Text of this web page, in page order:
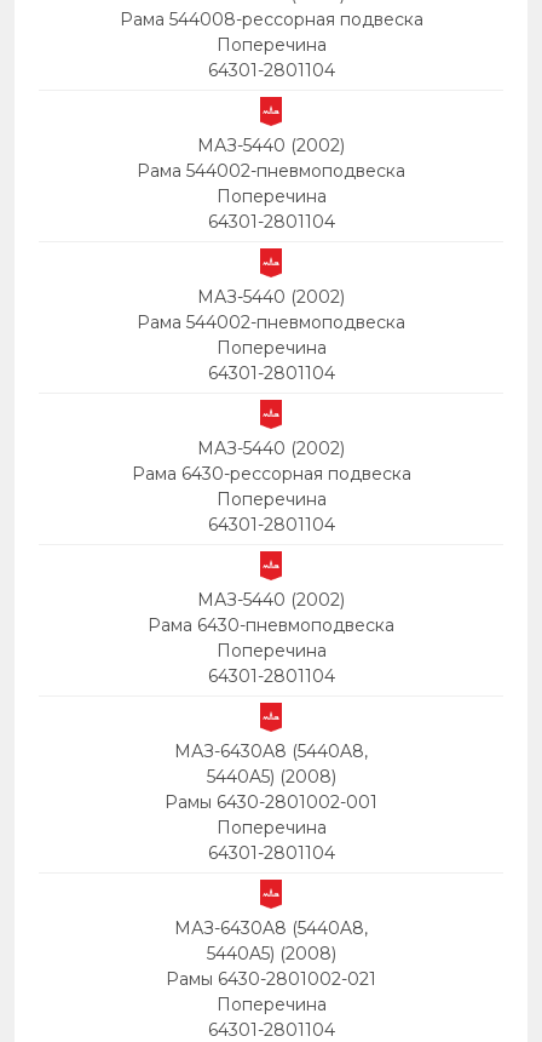
Рама 544008-рессорная подвеска
Поперечина
64301-2801104
МАЗ-5440 (2002)
Рама 544002-пневмоподвеска
Поперечина
64301-2801104
МАЗ-5440 (2002)
Рама 544002-пневмоподвеска
Поперечина
64301-2801104
МАЗ-5440 (2002)
Рама 6430-рессорная подвеска
Поперечина
64301-2801104
МАЗ-5440 (2002)
Рама 6430-пневмоподвеска
Поперечина
64301-2801104
МАЗ-6430A8 (5440A8,
5440A5) (2008)
Рамы 6430-2801002-001
Поперечина
64301-2801104
МАЗ-6430A8 (5440A8,
5440A5) (2008)
Рамы 6430-2801002-021
Поперечина
64301-2801104